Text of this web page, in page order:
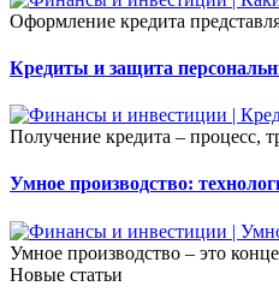
Оформление кредита
Кредиты и защита
Получение кредита – процесс,
Умное производство:
Умное производство – это
Новые статьи